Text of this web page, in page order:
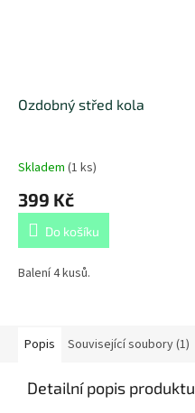
Ozdobný střed kola
Skladem (1 ks)
399 Kč
Do košíku
Balení 4 kusů.
Popis Související soubory (1)
Detailní popis produktu